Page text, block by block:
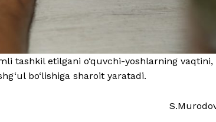
tashkil etilgani o‘quvchi-yoshlarning vaqtini,
bo‘lishiga sharoit yaratadi.